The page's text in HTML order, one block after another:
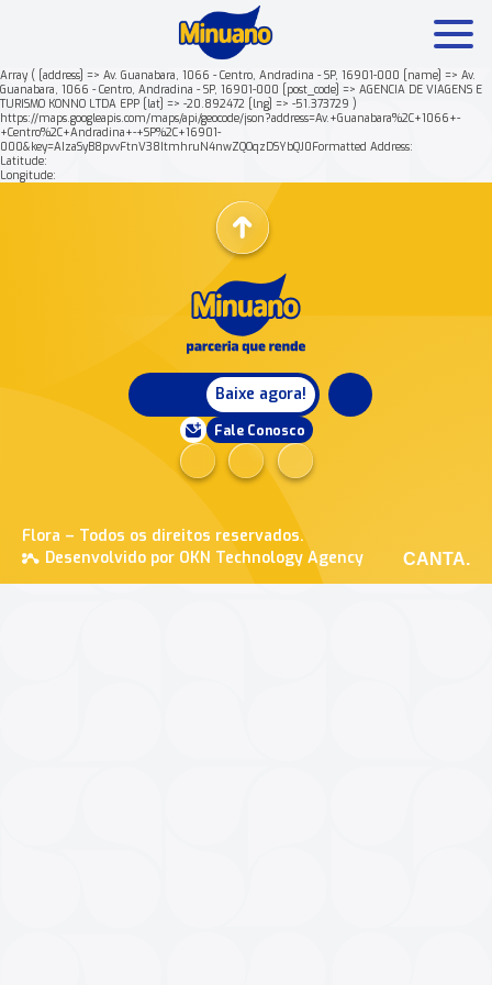
Array ( [address] => Av. Guanabara, 1066 - Centro, Andradina - SP, 16901-000 [name] => Av.
Guanabara, 1066 - Centro, Andradina - SP, 16901-000 [post_code] => AGENCIA DE VIAGENS E
TURISMO KONNO LTDA EPP [lat] => -20.892472 [lng] => -51.373729 )
https://maps.googleapis.com/maps/api/geocode/json?address=Av.+Guanabara%2C+1066+-
+Centro%2C+Andradina+-+SP%2C+16901-
000&key=AIzaSyB8pvvFtnV38ItmhruN4nwZQOqzDSYbQJ0Formatted Address:
Latitude:
Longitude:
Baixe agora!
Fale Conosco
Flora – Todos os direitos reservados.
Desenvolvido por OKN Technology Agency
CANTA.
Mais buscados: Produtos Minuano Rende +
Nossa história